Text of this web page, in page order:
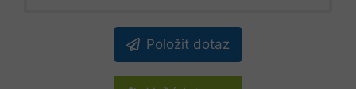
Položit dotaz